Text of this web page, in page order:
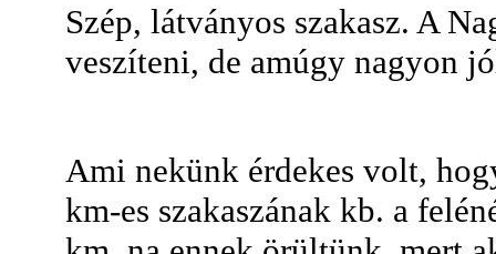
Szép, látványos szakasz. A
veszíteni, de amúgy nagyon
Ami nekünk érdekes volt,
km-es szakaszának kb. a